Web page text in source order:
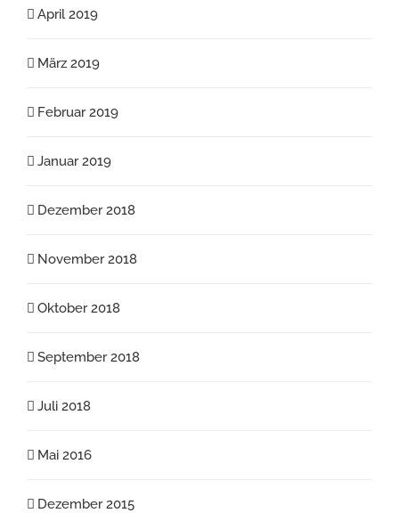
April 2019
März 2019
Februar 2019
Januar 2019
Dezember 2018
November 2018
Oktober 2018
September 2018
Juli 2018
Mai 2016
Dezember 2015